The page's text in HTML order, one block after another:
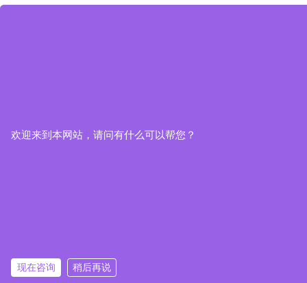
欢迎来到本网站，请问有什么可以帮您？
现在咨询 稍后再说